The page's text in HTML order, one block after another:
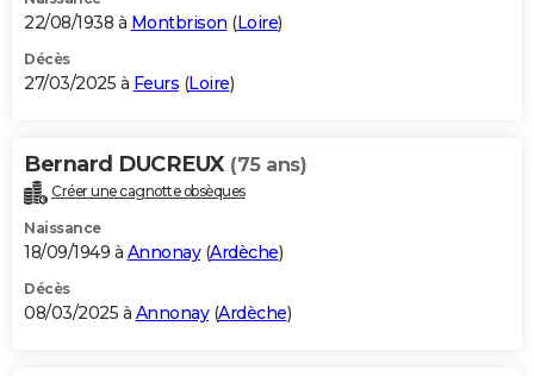
22/08/1938 à Montbrison (Loire)
Décès
27/03/2025 à Feurs (Loire)
Bernard DUCREUX (75 ans)
Créer une cagnotte obsèques
Naissance
18/09/1949 à Annonay(Ardèche)
Décès
08/03/2025 à Annonay(Ardèche)